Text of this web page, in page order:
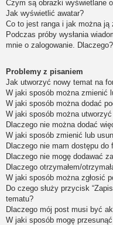
Czym są obrazki wyświetlane
Jak wyświetlić awatar?
Co to jest ranga i jak można ją
Podczas próby wysłania
mnie o zalogowanie. Dlaczego?
Problemy z pisaniem
Jak utworzyć nowy temat na
W jaki sposób można zmienić
W jaki sposób można dodać
W jaki sposób można
Dlaczego nie można dodać
W jaki sposób zmienić lub
Dlaczego nie mam dostępu do
Dlaczego nie mogę dodawać
Dlaczego otrzymałem/
W jaki sposób można zgłosić
Do czego służy przycisk
tematu?
Dlaczego mój post musi być
W jaki sposób mogę